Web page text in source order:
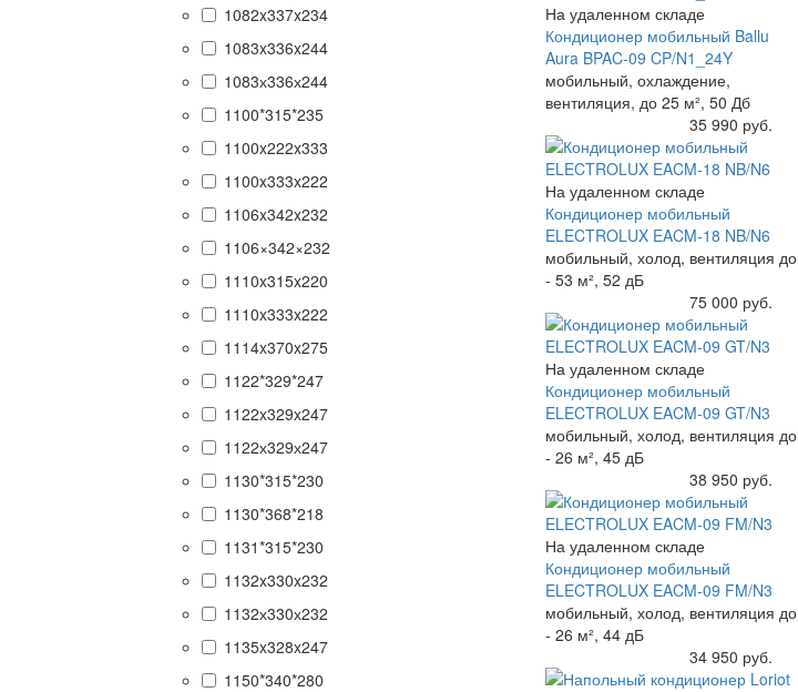
1082x337x234
1083x336x244
1083х336х244
1100*315*235
1100x222x333
1100x333x222
1106x342x232
1106×342×232
1110x315x220
1110x333x222
1114x370x275
1122*329*247
1122x329x247
1122х329х247
1130*315*230
1130*368*218
1131*315*230
1132x330x232
1132х330х232
1135x328x247
1150*340*280
На удаленном складе
Кондиционер мобильный Ballu
Aura BPAC-09 CP/N1_24Y
мобильный, охлаждение,
вентиляция, до 25 м², 50 Дб
35 990 руб.
На удаленном складе
Кондиционер мобильный
ELECTROLUX EACM-18 NB/N6
мобильный, холод, вентиляция до
- 53 м², 52 дБ
75 000 руб.
На удаленном складе
Кондиционер мобильный
ELECTROLUX EACM-09 GT/N3
мобильный, холод, вентиляция до
- 26 м², 45 дБ
38 950 руб.
На удаленном складе
Кондиционер мобильный
ELECTROLUX EACM-09 FM/N3
мобильный, холод, вентиляция до
- 26 м², 44 дБ
34 950 руб.